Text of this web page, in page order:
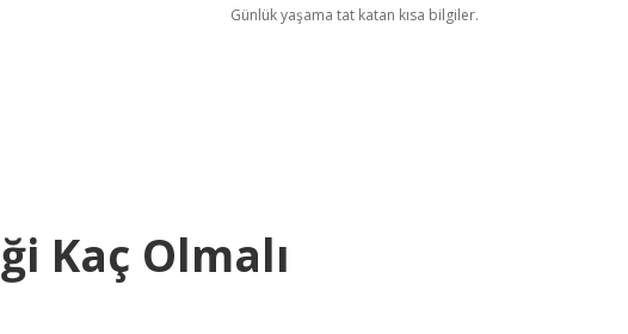
Günlük yaşama tat katan kısa bilgiler.
Kaç Olmalı